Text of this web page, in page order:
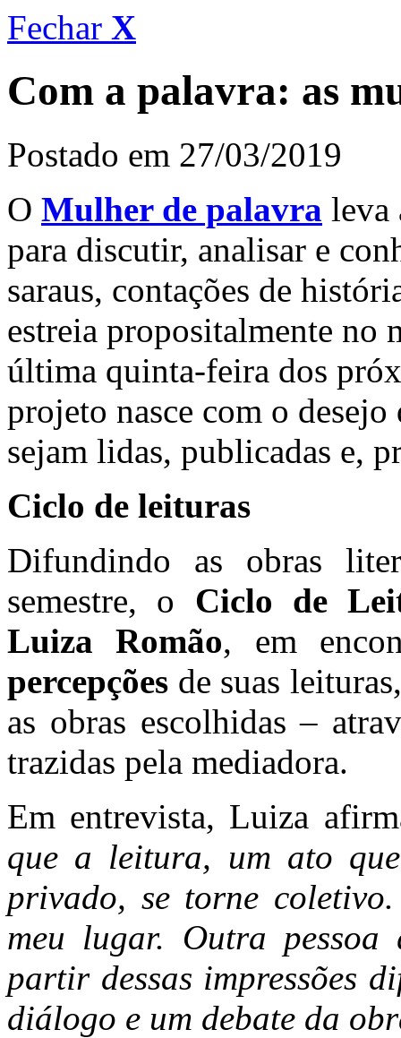
Fechar X
Com a palavra: as
Postado em 27/03/2019
O Mulher de palavra leva
para discutir, analisar e
saraus, contações de
estreia propositalmente no
última quinta-feira dos
projeto nasce com o
sejam lidas, publicadas e,
Ciclo de leituras
Difundindo as obras
semestre, o Ciclo de
Luiza Romão, em
percepções de suas
as obras escolhidas –
trazidas pela mediadora.
Em entrevista, Luiza
que a leitura, um ato
privado, se torne
meu lugar. Outra
partir dessas impressões
diálogo e um debate da